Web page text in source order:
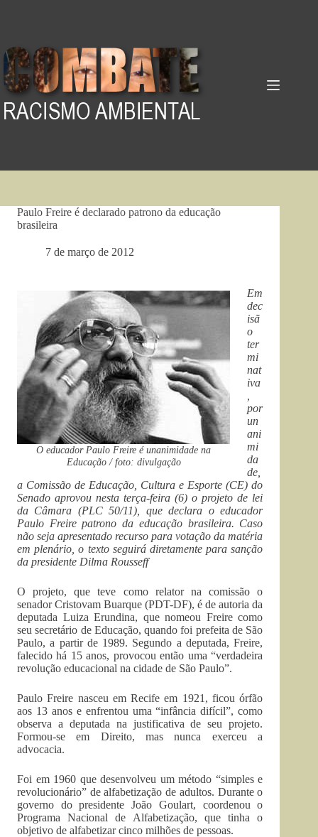
Paulo Freire é declarado patrono da educação
brasileira
7 de março de 2012
O educador Paulo Freire é unanimidade na
Educação / foto: divulgação
Em
dec
isã
o
ter
mi
nat
iva
por
un
ani
mi
da
de,
a Comissão de Educação, Cultura e Esporte (CE) do
Senado aprovou nesta terça-feira (6) o projeto de lei
da Câmara (PLC 50/11), que declara o educador
Paulo Freire patrono da educação brasileira. Caso
não seja apresentado recurso para votação da matéria
em plenário, o texto seguirá diretamente para sanção
da presidente Dilma Rousseff
O projeto, que teve como relator na comissão o
senador Cristovam Buarque (PDT-DF), é de autoria da
deputada Luiza Erundina, que nomeou Freire como
seu secretário de Educação, quando foi prefeita de São
Paulo, a partir de 1989. Segundo a deputada, Freire,
falecido há 15 anos, provocou então uma “verdadeira
revolução educacional na cidade de São Paulo”.
Paulo Freire nasceu em Recife em 1921, ficou órfão
aos 13 anos e enfrentou uma “infância difícil”, como
observa a deputada na justificativa de seu projeto.
Formou-se em Direito, mas nunca exerceu a
advocacia.
Foi em 1960 que desenvolveu um método “simples e
revolucionário” de alfabetização de adultos. Durante o
governo do presidente João Goulart, coordenou o
Programa Nacional de Alfabetização, que tinha o
objetivo de alfabetizar cinco milhões de pessoas.